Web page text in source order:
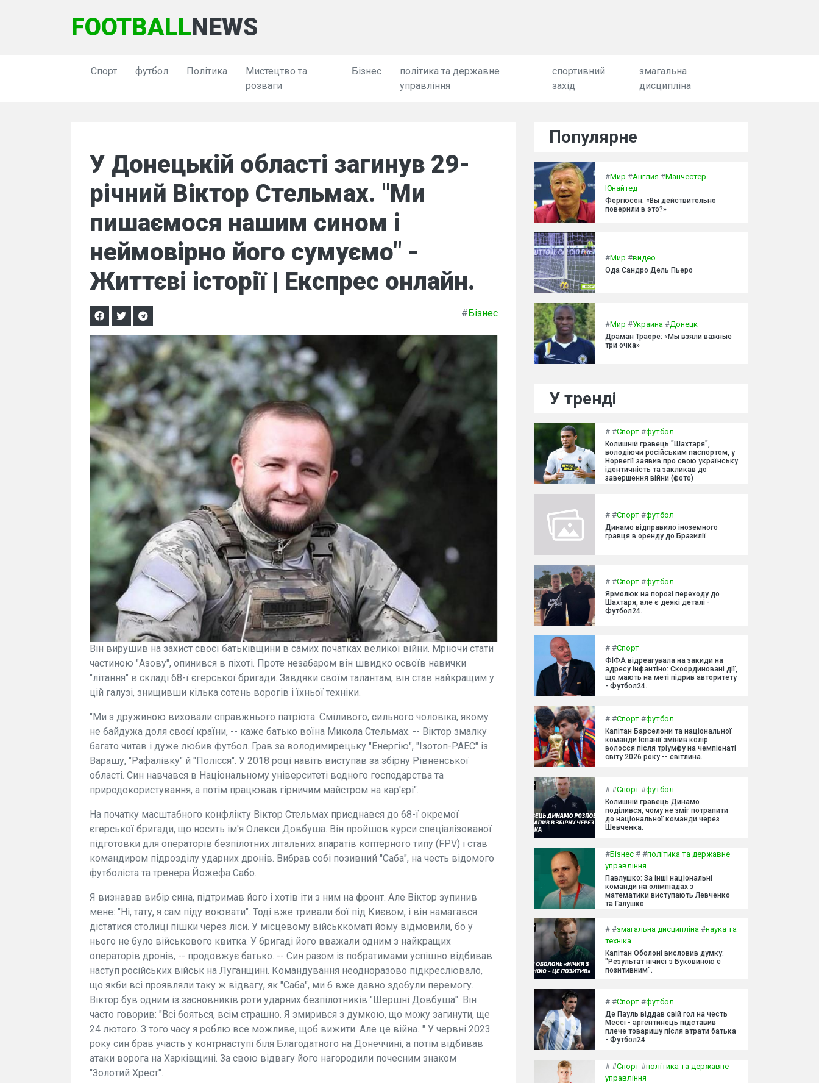
FOOTBALLNEWS
Спорт футбол Політика
Мистецтво та
розваги
Бізнес
політика та державне
управління
спортивний
захід
змагальна
дисципліна
У Донецькій області загинув 29-
річний Віктор Стельмах. "Ми
пишаємося нашим сином і
неймовірно його сумуємо" -
Життєві історії | Експрес онлайн.
#Бізнес
Він вирушив на захист своєї батьківщини в самих початках великої війни. Мріючи стати
частиною "Азову", опинився в піхоті. Проте незабаром він швидко освоїв навички
"літання" в складі 68-ї єгерської бригади. Завдяки своїм талантам, він став найкращим у
цій галузі, знищивши кілька сотень ворогів і їхньої техніки.
"Ми з дружиною виховали справжнього патріота. Сміливого, сильного чоловіка, якому
не байдужа доля своєї країни, -- каже батько воїна Микола Стельмах. -- Віктор змалку
багато читав і дуже любив футбол. Грав за володимирецьку "Енергію", "Ізотоп-РАЕС" із
Варашу, "Рафалівку" й "Полісся". У 2018 році навіть виступав за збірну Рівненської
області. Син навчався в Національному університеті водного господарства та
природокористування, а потім працював гірничим майстром на кар'єрі".
На початку масштабного конфлікту Віктор Стельмах приєднався до 68-ї окремої
єгерської бригади, що носить ім'я Олекси Довбуша. Він пройшов курси спеціалізованої
підготовки для операторів безпілотних літальних апаратів коптерного типу (FPV) і став
командиром підрозділу ударних дронів. Вибрав собі позивний "Саба", на честь відомого
футболіста та тренера Йожефа Сабо.
Я визнавав вибір сина, підтримав його і хотів іти з ним на фронт. Але Віктор зупинив
мене: "Ні, тату, я сам піду воювати". Тоді вже тривали бої під Києвом, і він намагався
дістатися столиці пішки через ліси. У місцевому військкоматі йому відмовили, бо у
нього не було військового квитка. У бригаді його вважали одним з найкращих
операторів дронів, -- продовжує батько. -- Син разом із побратимами успішно відбивав
наступ російських військ на Луганщині. Командування неодноразово підкреслювало,
що якби всі проявляли таку ж відвагу, як "Саба", ми б вже давно здобули перемогу.
Віктор був одним із засновників роти ударних безпілотників "Шершні Довбуша". Він
часто говорив: "Всі бояться, всім страшно. Я змирився з думкою, що можу загинути, ще
24 лютого. З того часу я роблю все можливе, щоб вижити. Але це війна..." У червні 2023
року син брав участь у контрнаступі біля Благодатного на Донеччині, а потім відбивав
атаки ворога на Харківщині. За свою відвагу його нагородили почесним знаком
"Золотий Хрест".
Популярне
#Мир #Англия #Манчестер
Юнайтед
Фергюсон: «Вы действительно
поверили в это?»
#Мир #видео
Ода Сандро Дель Пьеро
#Мир #Украина #Донецк
Драман Траоре: «Мы взяли важные
три очка»
У тренді
# #Спорт #футбол
Колишній гравець "Шахтаря",
володіючи російським паспортом, у
Норвегії заявив про свою українську
ідентичність та закликав до
завершення війни (фото)
# #Спорт #футбол
Динамо відправило іноземного
гравця в оренду до Бразилії.
# #Спорт #футбол
Ярмолюк на порозі переходу до
Шахтаря, але є деякі деталі -
Футбол24.
# #Спорт
ФІФА відреагувала на закиди на
адресу Інфантіно: Скоординовані дії,
що мають на меті підрив авторитету
- Футбол24.
# #Спорт #футбол
Капітан Барселони та національної
команди Іспанії змінив колір
волосся після тріумфу на чемпіонаті
світу 2026 року -- світлина.
# #Спорт #футбол
Колишній гравець Динамо
поділився, чому не зміг потрапити
до національної команди через
Шевченка.
#Бізнес # #політика та державне
управління
Павлушко: За інші національні
команди на олімпіадах з
математики виступають Левченко
та Галушко.
# #змагальна дисципліна #наука та
техніка
Капітан Оболоні висловив думку:
"Результат нічиєї з Буковиною є
позитивним".
# #Спорт #футбол
Де Пауль віддав свій гол на честь
Мессі - аргентинець підставив
плече товаришу після втрати батька
- Футбол24
# #Спорт #політика та державне
управління